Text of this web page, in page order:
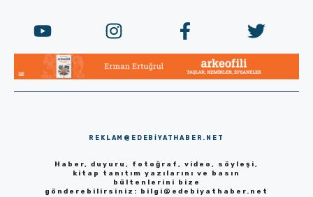
REKLAM@EDEBIYATHABER.NET
Haber, duyuru, fotoğraf, video, söyleşi,
kitap tanıtım yazılarını ve basın
bültenlerini bize
gönderebilirsiniz: bilgi@edebiyathaber.net